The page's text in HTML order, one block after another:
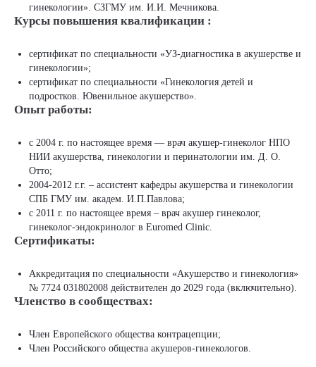
гинекологии». СЗГМУ им. И.И. Мечникова.
Курсы повышения квалификации :
сертификат по специальности «УЗ-диагностика в акушерстве и
гинекологии»;
сертификат по специальности «Гинекология детей и
подростков. Ювенильное акушерство».
Опыт работы:
с 2004 г. по настоящее время — врач акушер-гинеколог НПО
НИИ акушерства, гинекологии и перинатологии им. Д. О.
Отто;
2004-2012 г.г. – ассистент кафедры акушерства и гинекологии
СПБ ГМУ им. академ. И.П.Павлова;
с 2011 г. по настоящее время – врач акушер гинеколог,
гинеколог-эндокринолог в Euromed Clinic.
Сертификаты:
Аккредитация по специальности «Акушерство и гинекология»
№ 7724 031802008 действителен до 2029 года (включительно).
Членство в сообществах:
Член Европейского общества контрацепции;
Член Российского общества акушеров-гинекологов.